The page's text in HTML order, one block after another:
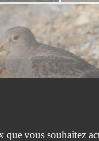
que vous souhaitez